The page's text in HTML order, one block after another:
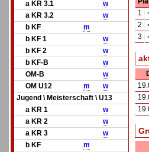
a KR 3.1
w
a KR 3.2
w
b KF
m
b KF 1
w
b KF 2
w
b KF-B
w
OM-B
w
OM U12
m
w
Jugend \ Meisterschaft \ U13
a KR 1
w
a KR 2
w
a KR 3
w
b KF
m
1
2
3